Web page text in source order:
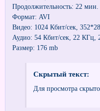
Продолжительность: 22 мин.
Формат: AVI
Видео: 1024 Кбит/сек,
Аудио: 54 Кбит/сек, 22 КГц,
Размер: 176 mb
Скрытый текст:
Для просмотра